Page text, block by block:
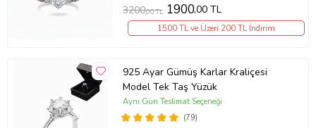
3200,00 TL 1900,00 TL
1500 TL ve Üzeri 200 TL İndirim
925 Ayar Gümüş Karlar Kraliçesi
Model Tek Taş Yüzük
(79)
Aynı Gün Teslimat Seçeneği